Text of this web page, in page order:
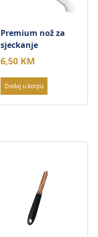
Premium nož za
sjeckanje
6,50 KM
Dodaj u korpu